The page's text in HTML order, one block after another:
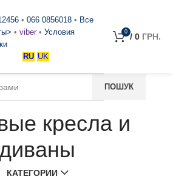
• 066 0856018 • Все
• viber • Условия
RU UK
0 / 0 ГРН.
кресла и
КАТЕГОРИИ